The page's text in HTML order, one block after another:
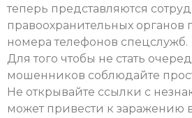
теперь представляются
правоохранительных органов
номера телефонов спецслужб.
Для того чтобы не стать
мошенников соблюдайте
Не открывайте ссылки с
может привести к заражению